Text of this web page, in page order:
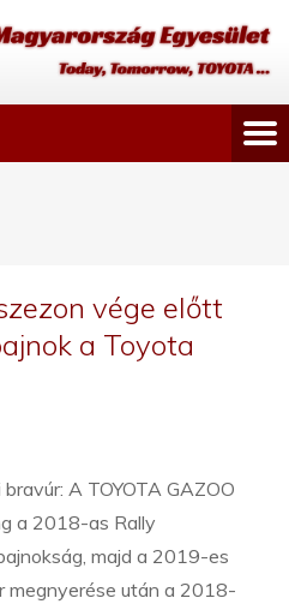
vége előtt
a Toyota
bravúr: A TOYOTA GAZOO
a 2018-as Rally
majd a 2019-es
megnyerése után a 2018-